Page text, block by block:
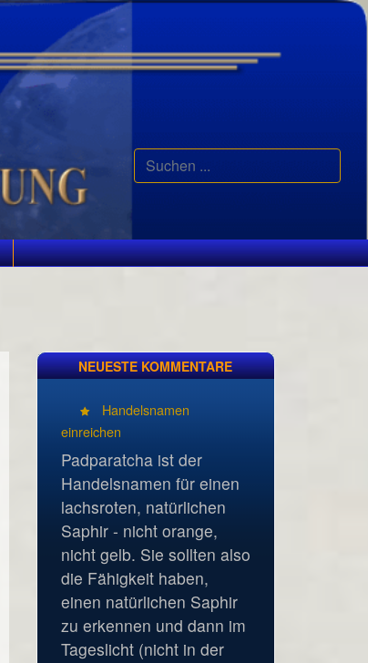
Suchen
...
NEUESTE KOMMENTARE
Handelsnamen
einreichen
Padparatcha ist der
Handelsnamen für einen
lachsroten, natürlichen
Saphir - nicht orange,
nicht gelb. Sie sollten also
die Fähigkeit haben,
einen natürlichen Saphir
zu erkennen und dann im
Tageslicht (nicht in der